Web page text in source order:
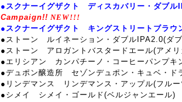
●スクナーイグザクト ディスカバリー・ダブル
Campaign!! NEW!!!
●スクナーイグザクト キングストリートブラウ
●ストーン ルイネーション・ダブルIPA2.0(ダ
●ストーン アロガントバスタードエール(アメリ
●エリシアン カンパチーノ・コーヒーパンプキ
●デュポン醸造所 セゾンデュポン・キュベ・ド
●リンデマンス リンデマンス・アップル(フルー
●シメイ シメイ・ゴールド(ベルジャンエール)